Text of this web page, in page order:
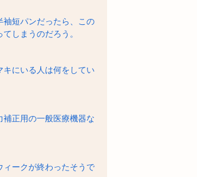
袖短パンだったら、この
しまうのだろう。
キにいる人は何をしてい
補正用の一般医療機器な
ィークが終わったそうで